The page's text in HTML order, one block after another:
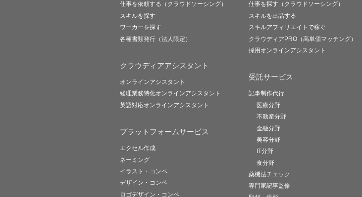
仕事を依頼する（クラウドソーシング）
スキルを探す
ワーカーを探す
各種書類発行（法人限定）
クラウディアアシスタント
オンラインアシスタント
経理業務特化オンラインアシスタント
英語対応オンラインアシスタント
プラットフォームサービス
エクセル作成
ネーミング
イラスト・コンペ
デザイン・コンペ
ロゴデザイン・コンペ
仕事を探す（クラウドソーシング）
スキルを出品する
スキルアフィリエイトで稼ぐ
クラウディアPRO（高単価マッチング）
採用オンラインアシスタント
受託サービス
記事制作代行
医療分野
不動産分野
金融分野
美容分野
IT分野
食分野
薬機法チェック
専門家記事監修